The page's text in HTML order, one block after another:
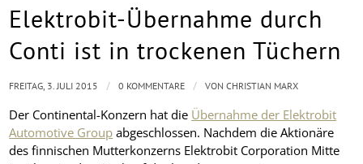
Elektrobit-Übernahme durch
Conti ist in trockenen Tüchern
Der Continental-Konzern hat die Übernahme der Elektrobit
Automotive Group abgeschlossen. Nachdem die Aktionäre
des finnischen Mutterkonzerns Elektrobit Corporation Mitte
FREITAG, 3. JULI 2015 / 0 KOMMENTARE / VONCHRISTIAN MARX